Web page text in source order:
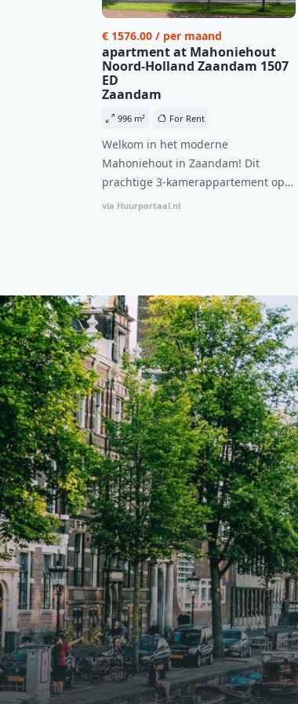
€ 1576.00 / per maand
apartment at Mahoniehout
Noord-Holland Zaandam 1507
ED
Zaandam
996 m² For Rent
Welkom in het moderne
Mahoniehout in Zaandam! Dit
prachtige 3-kamerappartement op
de 6e verdieping biedt een ideale
van €107,50 per maand is dit een
geweldige kans voor professionals
die op zoek zijn naar een woning die
direct beschikbaar is vanaf 1 april
2026. Bij binnenkomst word je
verwelkomd in een ruime
woonkamer met open keuken,
samen goed voor 44 m² aan
leefruimte. De lichte woonkamer
biedt genoeg ruimte voor een
gezellige zithoek én een stijlvolle
eethoek. De keuken is van alle
gemakken voorzien, perfect voor het
bereiden van heerlijke maaltijden.
Vanuit de woonkamer stap je zo het
balkon op, waar je kunt genieten
van een prachtig uitzicht en een
moment van rust. De woning
beschikt over twee comfortabele
slaapkamers van respectievelijk 12,1
m² en 8 m². Beide kamers bieden tal
van mogelijkheden, zoals een fijne
via Huurportaal.nl